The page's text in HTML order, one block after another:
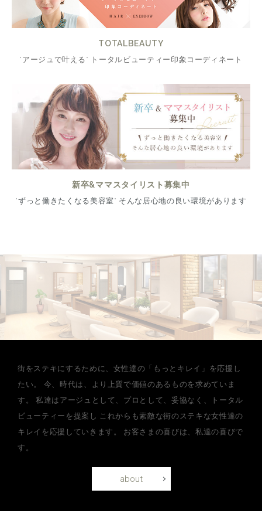
TOTALBEAUTY
"アージュで叶える" トータルビューティー印象コーディネート
新卒&ママスタイリスト募集中
"ずっと働きたくなる美容室" そんな居心地の良い環境があります
街をステキにするために、女性達の「もっとキレイ」を応援し
たい。
今、時代は、より上質で価値のあるものを求めていま
す。
私達はアージュとして、プロとして、妥協なく、トータル
ビューティーを提案し これからも素敵な街のステキな女性達の
キレイを応援していきます。
お客さまの喜びは、私達の喜びで
す。
about